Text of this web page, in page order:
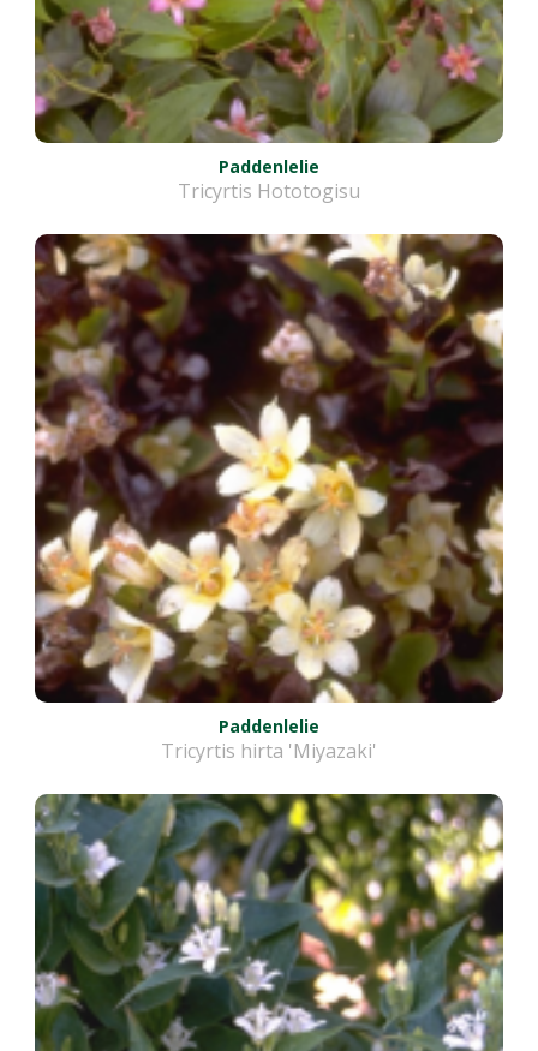
Paddenlelie
Tricyrtis Hototogisu
Paddenlelie
Tricyrtis hirta 'Miyazaki'